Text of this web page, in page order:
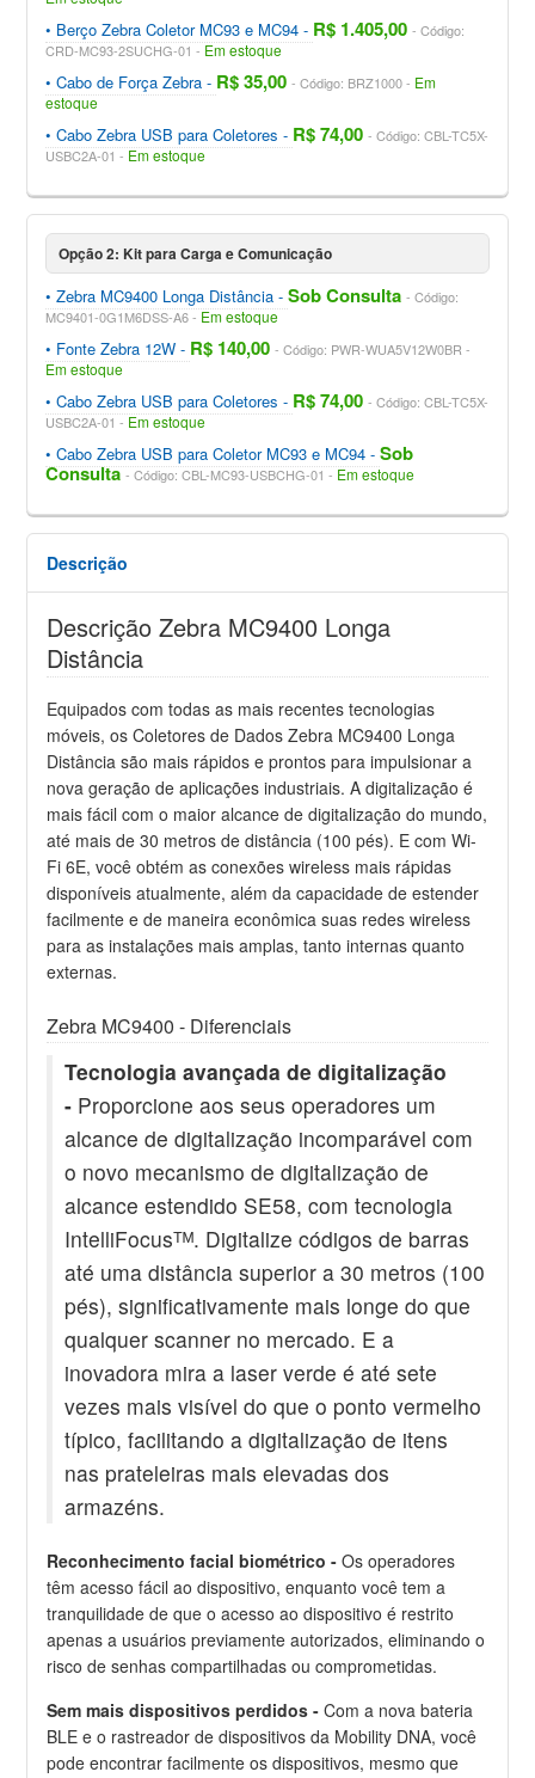
Berço Zebra Coletor MC93 e MC94 R$ 1.405,00
Código:
CRD-MC93-2SUCHG-01
Em estoque
Cabo de Força Zebra R$ 35,00 Código: BRZ1000
Em
estoque
Cabo Zebra USB para Coletores R$ 74,00
Código: CBL-TC5X-
USBC2A-01
Em estoque
Opção 2: Kit para Carga e Comunicação
Zebra MC9400 Longa Distância Sob Consulta
Código:
MC9401-0G1M6DSS-A6
Em estoque
Fonte Zebra 12W R$ 140,00 Código: PWR-WUA5V12W0BR
Em estoque
Cabo Zebra USB para Coletores R$ 74,00
Código: CBL-TC5X-
USBC2A-01
Em estoque
Cabo Zebra USB para Coletor MC93 e MC94 Sob
Consulta Código: CBL-MC93-USBCHG-01 Em estoque
Descrição
Descrição Zebra MC9400 Longa
Distância
Equipados com todas as mais recentes tecnologias
móveis, os Coletores de Dados Zebra MC9400 Longa
Distância são mais rápidos e prontos para impulsionar a
nova geração de aplicações industriais. A digitalização é
mais fácil com o maior alcance de digitalização do mundo,
até mais de 30 metros de distância (100 pés). E com Wi-
Fi 6E, você obtém as conexões wireless mais rápidas
disponíveis atualmente, além da capacidade de estender
facilmente e de maneira econômica suas redes wireless
para as instalações mais amplas, tanto internas quanto
externas.
Zebra MC9400 - Diferenciais
Tecnologia avançada de digitalização
- Proporcione aos seus operadores um
alcance de digitalização incomparável com
o novo mecanismo de digitalização de
alcance estendido SE58, com tecnologia
IntelliFocusᵀᴹ. Digitalize códigos de barras
até uma distância superior a 30 metros (100
pés), significativamente mais longe do que
qualquer scanner no mercado. E a
inovadora mira a laser verde é até sete
vezes mais visível do que o ponto vermelho
típico, facilitando a digitalização de itens
nas prateleiras mais elevadas dos
armazéns.
Reconhecimento facial biométrico -Os operadores
têm acesso fácil ao dispositivo, enquanto você tem a
tranquilidade de que o acesso ao dispositivo é restrito
apenas a usuários previamente autorizados, eliminando o
risco de senhas compartilhadas ou comprometidas.
Sem mais dispositivos perdidos -Com a nova bateria
BLE e o rastreador de dispositivos da Mobility DNA, você
pode encontrar facilmente os dispositivos, mesmo que